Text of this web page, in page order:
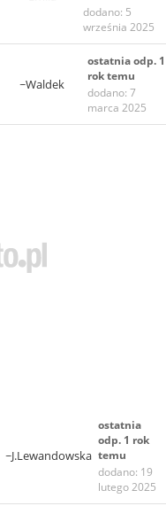
dodano: 5
września 2025
~Waldek
ostatnia odp. 1
rok temu
dodano: 7
marca 2025
~J.Lewandowska
ostatnia
odp. 1 rok
temu
dodano: 19
lutego 2025